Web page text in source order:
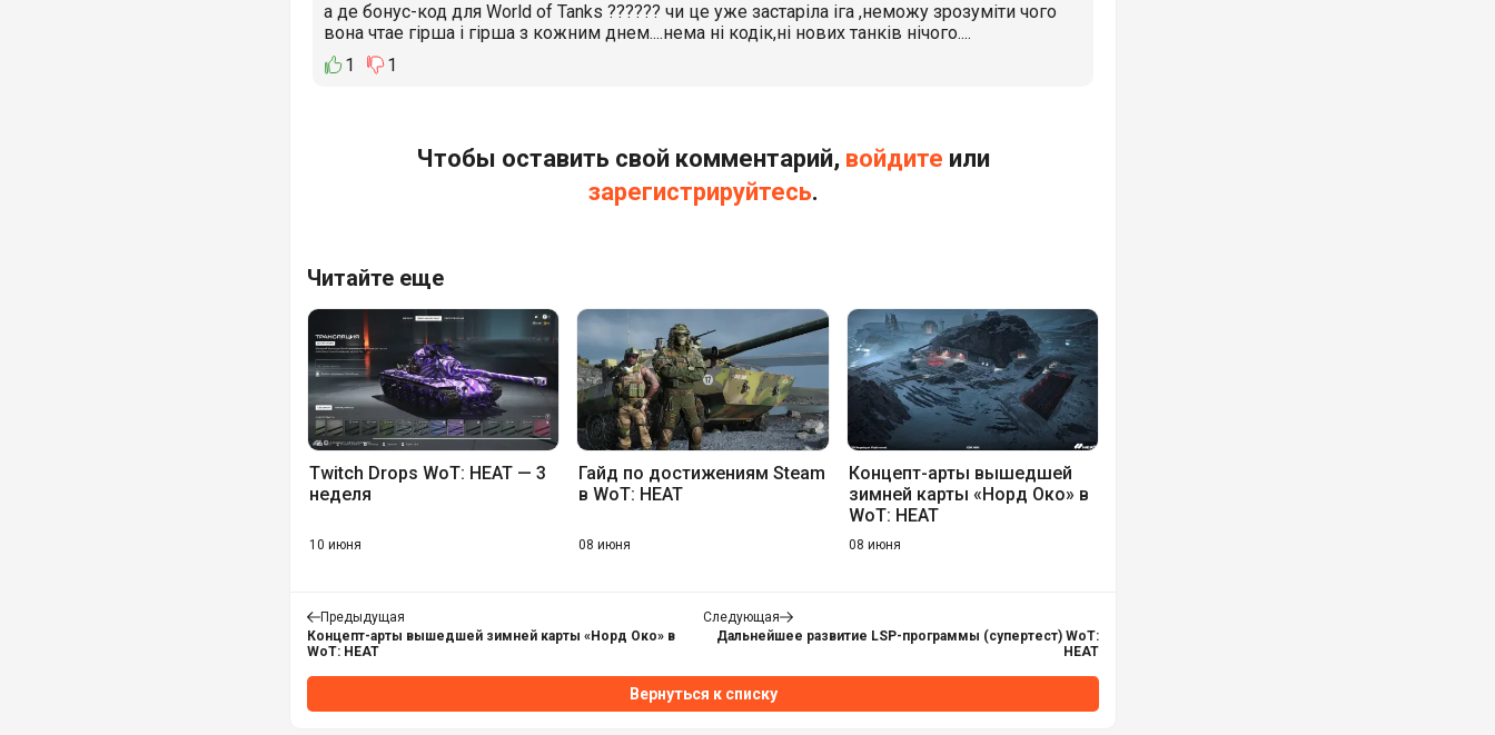
а де бонус-код для World of Tanks ?????? чи це уже застаріла іга ,неможу зрозуміти чого
вона чтае гірша і гірша з кожним днем....нема ні кодік,ні нових танків нічого....
1
1
Чтобы оставить свой комментарий, войдите или
зарегистрируйтесь.
Читайте еще
Twitch Drops WoT: HEAT — 3
неделя
10 июня
Гайд по достижениям Steam
в WoT: HEAT
08 июня
Концепт-арты вышедшей
зимней карты «Норд Око» в
WoT: HEAT
08 июня
Предыдущая
Концепт-арты вышедшей зимней карты «Норд Око» в
WoT: HEAT
Следующая
Дальнейшее развитие LSP-программы (супертест) WoT:
HEAT
Вернуться к списку